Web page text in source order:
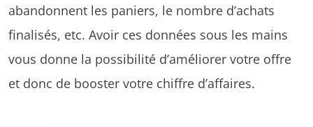
abandonnent les paniers, le nombre d’achats
finalisés, etc. Avoir ces données sous les mains
vous donne la possibilité d’améliorer votre offre
et donc de booster votre chiffre d’affaires.